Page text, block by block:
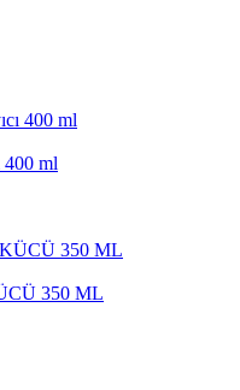
400 ml
350 ML